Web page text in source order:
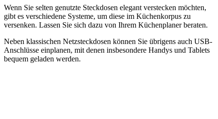
Wenn Sie selten genutzte Steckdosen elegant verstecken möchten,
gibt es verschiedene Systeme, um diese im Küchenkorpus zu
versenken. Lassen Sie sich dazu von Ihrem Küchenplaner beraten.
Neben klassischen Netzsteckdosen können Sie übrigens auch USB-
Anschlüsse einplanen, mit denen insbesondere Handys und Tablets
bequem geladen werden.